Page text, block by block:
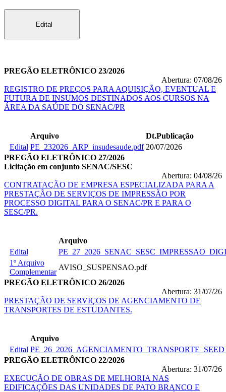
Edital
PREGÃO ELETRÔNICO 23/2026
Abertura: 07/08/26
REGISTRO DE PREÇOS PARA AQUISIÇÃO, EVENTUAL E
FUTURA DE INSUMOS DESTINADOS AOS CURSOS NA
ÁREA DA SAÚDE DO SENAC/PR
Arquivo
Dt.Publicação
Edital PE_232026_ARP_insudesaude.pdf 20/07/2026
PREGÃO ELETRÔNICO 27/2026
Licitação em conjunto SENAC/SESC
Abertura: 04/08/26
CONTRATAÇÃO DE EMPRESA ESPECIALIZADA PARA A
PRESTAÇÃO DE SERVIÇOS DE IMPRESSÃO POR
PROCESSO DIGITAL PARA O SENAC/PR E PARA O
SESC/PR.
Arquivo
Edital
1º Arquivo
Complementar
AVISO_SUSPENSAO.pdf
PREGÃO ELETRÔNICO 26/2026
Abertura: 31/07/26
PRESTAÇÃO DE SERVIÇOS DE AGENCIAMENTO DE
TRANSPORTES DE ESTUDANTES.
Arquivo
Edital
PREGÃO ELETRÔNICO 22/2026
Abertura: 31/07/26
EXECUÇÃO DE OBRAS DE MELHORIA NAS
EDIFICAÇÕES DAS UNIDADES DE PATO BRANCO E